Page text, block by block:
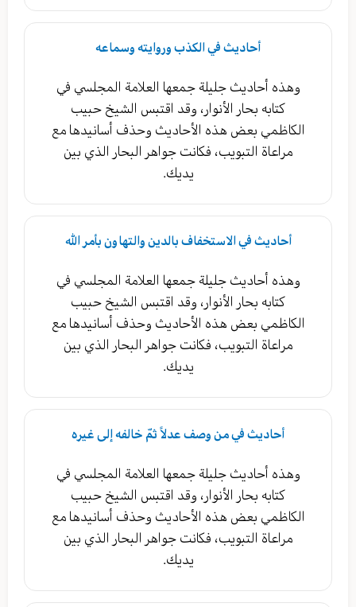
أحاديث في الكذب وروايته وسماعه
وهذه أحاديث جليلة جمعها العلامة المجلسي في
كتابه بحار الأنوار، وقد اقتبس الشيخ حبيب
الكاظمي بعض هذه الأحاديث وحذف أسانيدها مع
مراعاة التبويب، فكانت جواهر البحار الذي بين
يديك.
أحاديث في الاستخفاف بالدين والتهاون بأمر الله
وهذه أحاديث جليلة جمعها العلامة المجلسي في
كتابه بحار الأنوار، وقد اقتبس الشيخ حبيب
الكاظمي بعض هذه الأحاديث وحذف أسانيدها مع
مراعاة التبويب، فكانت جواهر البحار الذي بين
يديك.
أحاديث في من وصف عدلاً ثمّ خالفه إلى غيره
وهذه أحاديث جليلة جمعها العلامة المجلسي في
كتابه بحار الأنوار، وقد اقتبس الشيخ حبيب
الكاظمي بعض هذه الأحاديث وحذف أسانيدها مع
مراعاة التبويب، فكانت جواهر البحار الذي بين
يديك.